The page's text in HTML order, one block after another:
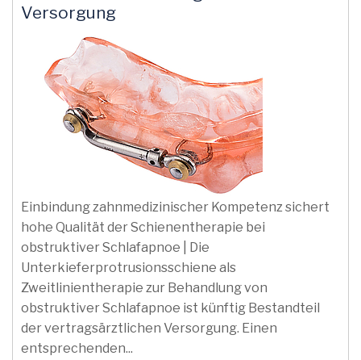
Versorgung
Einbindung zahnmedizinischer Kompetenz sichert
hohe Qualität der Schienentherapie bei
obstruktiver Schlafapnoe | Die
Unterkieferprotrusionsschiene als
Zweitlinientherapie zur Behandlung von
obstruktiver Schlafapnoe ist künftig Bestandteil
der vertragsärztlichen Versorgung. Einen
entsprechenden...